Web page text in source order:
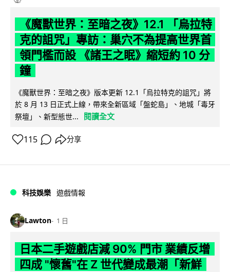
《魔獸世界：至暗之夜》12.1 「烏拉特
克的詛咒」專訪：巢穴不為提高世界首
領門檻而設 《諸王之眠》縮短約 10 分
鐘
《魔獸世界：至暗之夜》版本更新 12.1「烏拉特克的詛咒」將
於 8 月 13 日正式上線，帶來全新區域「盤蛇島」、地城「毒牙
祭壇」、新型態世...
閱讀全文
115 分享
科技娛樂 遊戲情報
Lawton 1 日
日本二手遊戲店減 90% 門市 業績反增
四成 "懷舊"在 Z 世代變成最潮「新鮮